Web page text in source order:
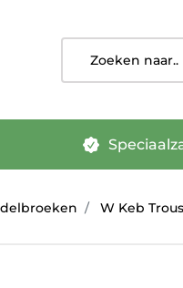
W Keb